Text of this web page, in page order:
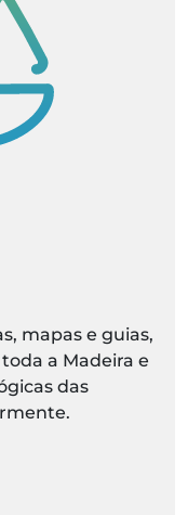
a Madeira e
das